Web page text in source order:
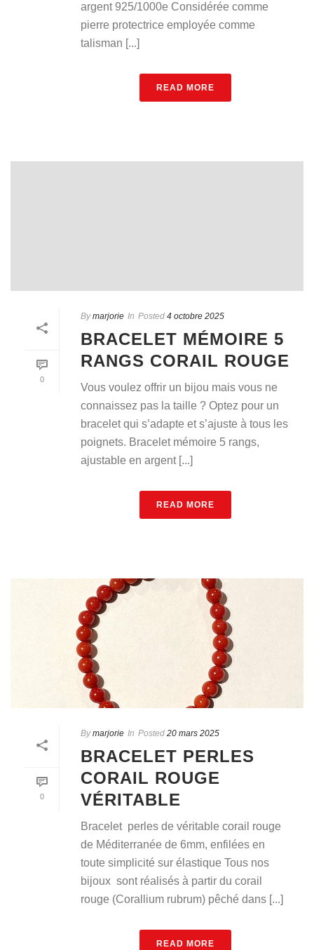
argent 925/1000e Considérée comme
pierre protectrice employée comme
talisman [...]
READ MORE
0
By marjorie In Posted 4 octobre 2025
BRACELET MÉMOIRE 5
RANGS CORAIL ROUGE
Vous voulez offrir un bijou mais vous ne
connaissez pas la taille ? Optez pour un
bracelet qui s’adapte et s’ajuste à tous les
poignets. Bracelet mémoire 5 rangs,
ajustable en argent [...]
READ MORE
0
By marjorie In Posted 20 mars 2025
BRACELET PERLES
CORAIL ROUGE
VÉRITABLE
Bracelet perles de véritable corail rouge
de Méditerranée de 6mm, enfilées en
toute simplicité sur élastique Tous nos
bijoux sont réalisés à partir du corail
rouge (Corallium rubrum) pêché dans [...]
READ MORE